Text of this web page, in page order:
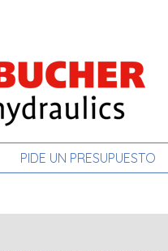
PIDE UN PRESUPUESTO